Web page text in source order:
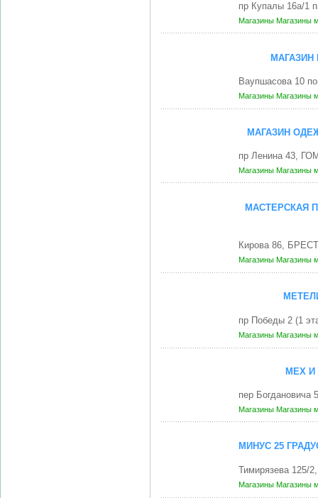
пр Купалы 16а/1
Магазины Магазины
МАГАЗИН
Ваупшасова 10
Магазины Магазины
МАГАЗИН
пр Ленина 43,
Магазины Магазины
МАСТЕРСКАЯ
Кирова 86,
Магазины Магазины
пр Победы 2 (1
Магазины Магазины
МЕХ
пер
Магазины Магазины
МИНУС 25
Тимирязева 125/
Магазины Магазины